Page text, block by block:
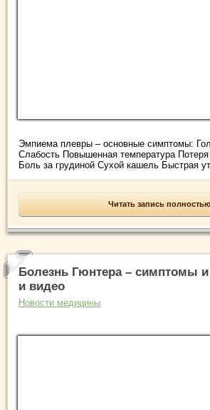
Эмпиема плевры – основные симптомы:
Слабость Повышенная температура
Боль за грудиной Сухой кашель Быстрая
Читать запись полностью
Болезнь Гюнтера – симптомы
и видео
Новости медицины